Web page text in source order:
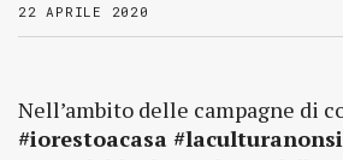
22 APRILE 2020
Nell’ambito delle campagne di
#iorestoacasa